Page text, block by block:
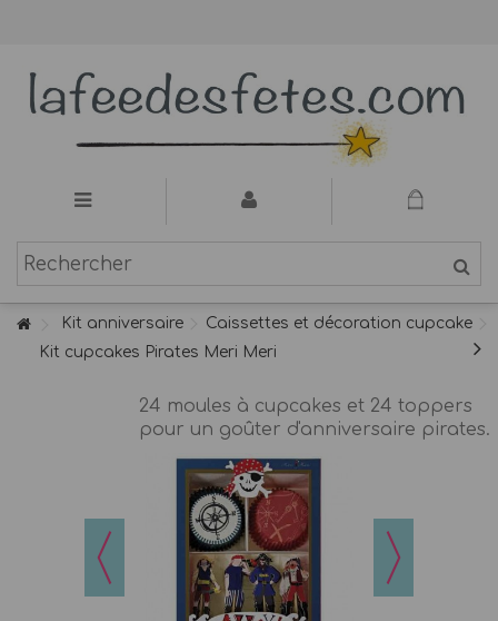
Kit anniversaire
Caissettes et décoration cupcake
Kit cupcakes Pirates Meri Meri
24 moules à cupcakes et 24 toppers
pour un goûter d'anniversaire pirates.